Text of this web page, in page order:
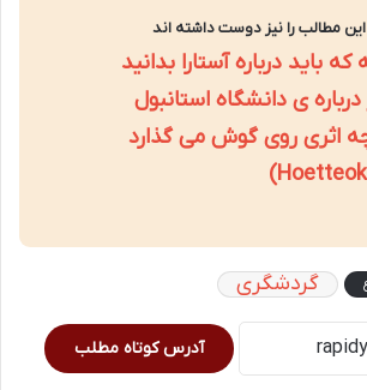
مطالب را نیز دوست داشته اند
باید درباره آستارا بدانید
ی دانشگاه استانبول
اثری روی گوش می گذارد
گردشگری
آدرس کوتاه مطلب